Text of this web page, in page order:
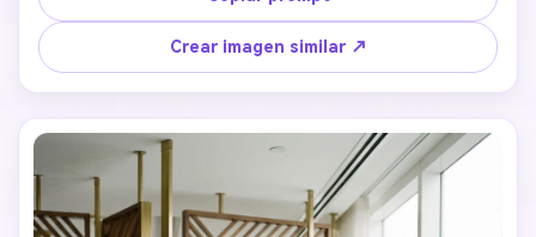
Crear imagen similar ↗